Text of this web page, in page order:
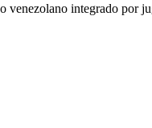
integrado por